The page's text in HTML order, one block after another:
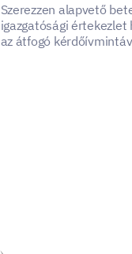
Szerezzen alapvető
igazgatósági értekezlet
az átfogó